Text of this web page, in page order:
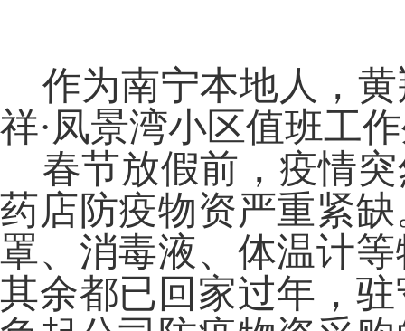
作为南宁本地人，黄
祥·凤景湾小区值班工
春节放假前，疫情突
药店防疫物资严重紧
罩、消毒液、体温计
其余都已回家过年，